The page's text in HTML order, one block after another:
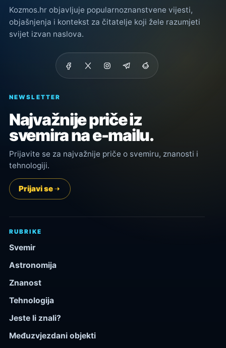
Kozmos.hr objavljuje popularnoznanstvene vijesti,
objašnjenja i kontekst za čitatelje koji žele razumjeti
svijet izvan naslova.
NEWSLETTER
Najvažnije priče iz
svemira na e-mailu.
Prijavite se za najvažnije priče o svemiru, znanosti i
tehnologiji.
Prijavi se
RUBRIKE
Svemir
Astronomija
Znanost
Tehnologija
Jeste li znali?
Međuzvjezdani objekti